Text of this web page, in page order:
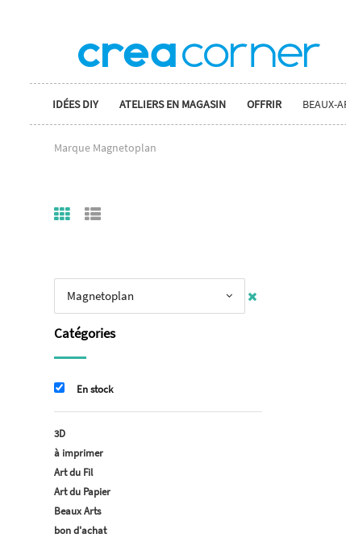
IDÉES DIY ATELIERS EN MAGASIN OFFRIR BEAUX-
Marque Magnetoplan
Magnetoplan
Catégories
En stock
3D
à imprimer
Art du Fil
Art du Papier
Beaux Arts
bon d'achat